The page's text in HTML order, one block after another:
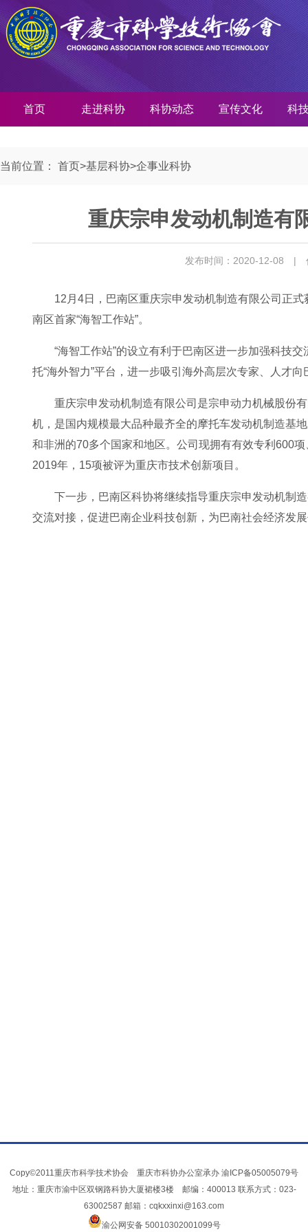
首页 走进科协 科协动态 宣传文化 科
当前位置： 首页>基层科协>企事业科协
重庆宗申发动机制造有
发布时间：2020-12-08 |
12月4日，巴南区重庆宗申发动机制造有限公司正
南区首家“海智工作站”。
“海智工作站”的设立有利于巴南区进一步加强科技
托“海外智力”平台，进一步吸引海外高层次专家、人才
重庆宗申发动机制造有限公司是宗申动力机械股份
机，是国内规模最大品种最齐全的摩托车发动机制造基
和非洲的70多个国家和地区。公司现拥有有效专利600
2019年，15项被评为重庆市技术创新项目。
下一步，巴南区科协将继续指导重庆宗申发动机制
交流对接，促进巴南企业科技创新，为巴南社会经济发
Copy©2011重庆市科学技术协会 重庆市科协办公室承办 渝ICP备05005079号
地址：重庆市渝中区双钢路科协大厦裙楼3楼 邮编：400013 联系方式：023-
63002587 邮箱：cqkxxinxi@163.com
渝公网安备 50010302001099号